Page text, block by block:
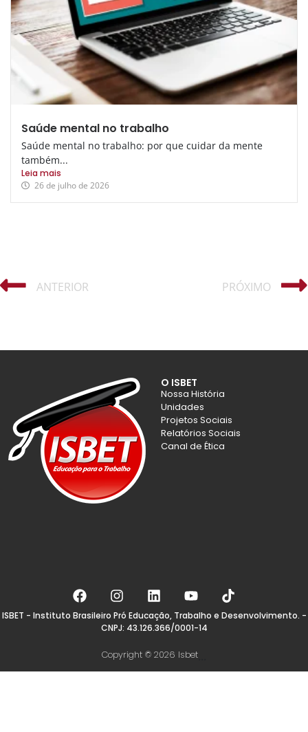
Saúde mental no trabalho
Saúde mental no trabalho: por que cuidar da mente
também...
Leia mais
26 de julho de 2026
ANTERIOR PRÓXIMO
O ISBET
Nossa História
Unidades
Projetos Sociais
Relatórios Sociais
Canal de Ética
ISBET - Instituto Brasileiro Pró Educação, Trabalho e Desenvolvimento. -
CNPJ: 43.126.366/0001-14
Copyright © 2026 Isbet